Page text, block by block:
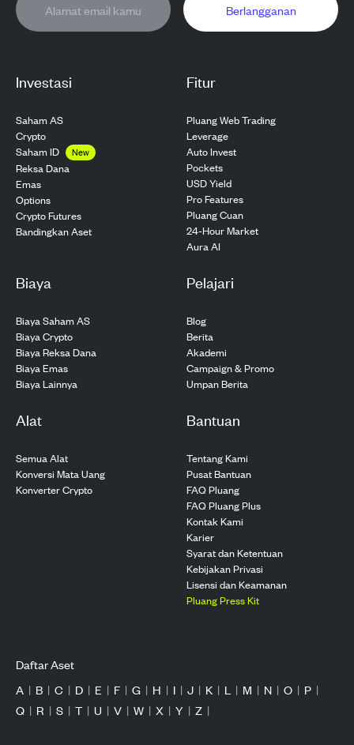
Investasi
Saham AS
Crypto
Saham ID
New
Reksa Dana
Emas
Options
Crypto Futures
Bandingkan Aset
Fitur
Pluang Web Trading
Leverage
Auto Invest
Pockets
USD Yield
Pro Features
Pluang Cuan
24-Hour Market
Aura AI
Biaya
Biaya Saham AS
Biaya Crypto
Biaya Reksa Dana
Biaya Emas
Biaya Lainnya
Pelajari
Blog
Berita
Akademi
Campaign & Promo
Umpan Berita
Alat
Semua Alat
Konversi Mata Uang
Konverter Crypto
Bantuan
Tentang Kami
Pusat Bantuan
FAQ Pluang
FAQ Pluang Plus
Kontak Kami
Karier
Syarat dan Ketentuan
Kebijakan Privasi
Lisensi dan Keamanan
Pluang Press Kit
Berlangganan
Daftar Aset
A | B | C | D | E | F | G | H | I | J | K | L | M | N | O | P |
Q | R | S | T | U | V | W | X | Y | Z |